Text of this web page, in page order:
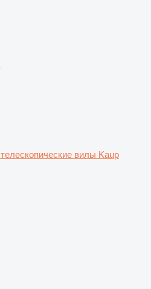
телескопические вилы Kaup